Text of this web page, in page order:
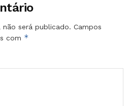
será publicado. Campos
com *